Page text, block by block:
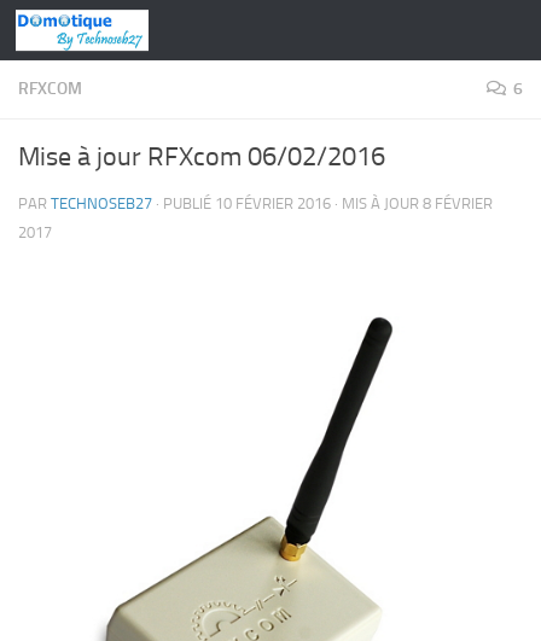
Skip to content
RFXCOM 6
Mise à jour RFXcom 06/02/2016
PAR TECHNOSEB27 · PUBLIÉ 10 FÉVRIER 2016 · MIS À JOUR 8 FÉVRIER
2017